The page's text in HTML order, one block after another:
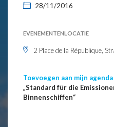
28/11/2016
EVENEMENTENLOCATIE
2 Place de la République,
Toevoegen aan mijn agenda
„Standard für die
Binnenschiffen“